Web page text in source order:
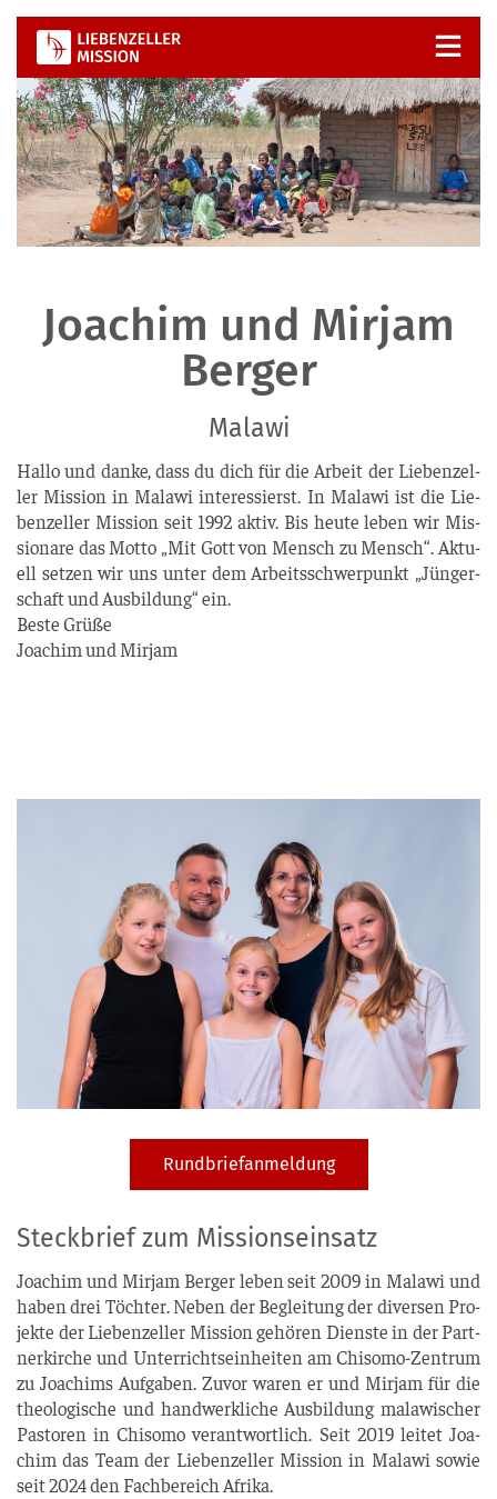
Zum
Inhalt
springen
Joachim und Mirjam
Berger
Malawi
Hal­lo und dan­ke, dass du dich für die Arbeit der Lie­ben­zel­
ler Mis­si­on in Mala­wi inter­es­sierst. In Mala­wi ist die Lie­
ben­zel­ler Mis­si­on seit 1992 aktiv. Bis heu­te leben wir Mis­
sio­na­re das Mot­to „Mit Gott von Mensch zu Mensch“. Aktu­
ell set­zen wir uns unter dem Arbeits­schwer­punkt „Jün­ger­
schaft und Aus­bil­dung“ ein.
Bes­te Grü­ße
Joa­chim und Mirjam
Rundbriefanmeldung
Steckbrief zum Missionseinsatz
Joa­chim und Mir­jam Ber­ger leben seit 2009 in Mala­wi und
haben drei Töch­ter. Neben der Beglei­tung der diver­sen Pro­
jek­te der Lie­ben­zel­ler Mis­si­on gehö­ren Diens­te in der Part­
ner­kir­che und Unter­richts­ein­hei­ten am Chiso­mo-Zen­trum
zu Joa­chims Auf­ga­ben. Zuvor waren er und Mir­jam für die
theo­lo­gi­sche und hand­werk­li­che Aus­bil­dung mala­wi­scher
Pas­to­ren in Chiso­mo ver­ant­wort­lich. Seit 2019 lei­tet Joa­
chim das Team der Lie­ben­zel­ler Mis­si­on in Mala­wi sowie
seit 2024 den Fach­be­reich Afrika.